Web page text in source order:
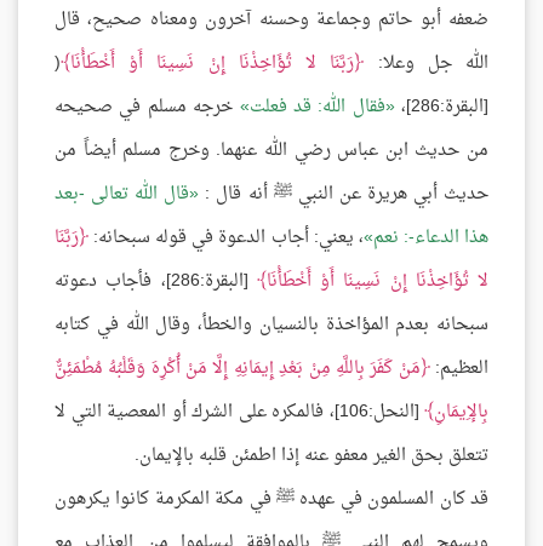
ضعفه أبو حاتم وجماعة وحسنه آخرون ومعناه صحيح، قال
الله جل وعلا:
رَبَّنَا لا تُؤَاخِذْنَا إِنْ نَسِينَا أَوْ أَخْطَأْنَا (
[البقرة:286]،
فقال الله: قد فعلت خرجه مسلم في صحيحه
من حديث ابن عباس رضي الله عنهما. وخرج مسلم أيضاً من
حديث أبي هريرة عن النبي ﷺ أنه قال : قال الله تعالى -بعد
هذا الدعاء-: نعم ، يعني: أجاب الدعوة في قوله سبحانه: رَبَّنَا
لا تُؤَاخِذْنَا إِنْ نَسِينَا أَوْ أَخْطَأْنَا
[البقرة:286]، فأجاب دعوته
سبحانه بعدم المؤاخذة بالنسيان والخطأ، وقال الله في كتابه
العظيم: مَنْ كَفَرَ بِاللَّهِ مِنْ بَعْدِ إِيمَانِهِ إِلَّا مَنْ أُكْرِهَ وَقَلْبُهُ مُطْمَئِنٌّ
بِالإِيمَانِ
[النحل:106]، فالمكره على الشرك أو المعصية التي لا
تتعلق بحق الغير معفو عنه إذا اطمئن قلبه بالإيمان.
قد كان المسلمون في عهده ﷺ في مكة المكرمة كانوا يكرهون